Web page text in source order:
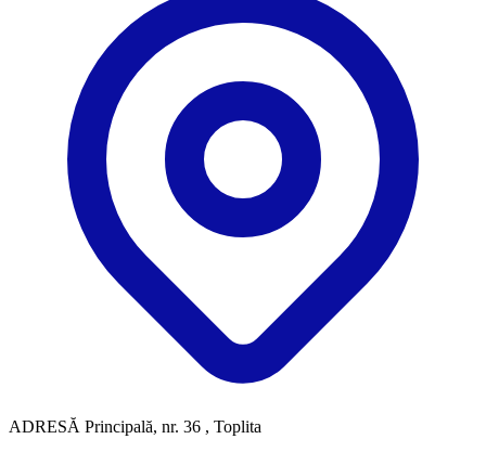
ADRESĂ Principală, nr. 36 , Toplita